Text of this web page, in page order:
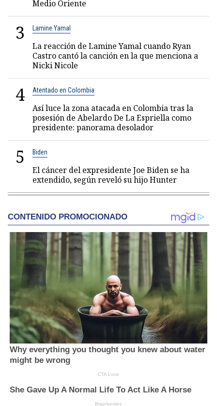
Medio Oriente
3 Lamine Yamal
La reacción de Lamine Yamal cuando Ryan
Castro cantó la canción en la que menciona a
Nicki Nicole
4 Atentado en Colombia
Así luce la zona atacada en Colombia tras la
posesión de Abelardo De La Espriella como
presidente: panorama desolador
5 Biden
El cáncer del expresidente Joe Biden se ha
extendido, según reveló su hijo Hunter